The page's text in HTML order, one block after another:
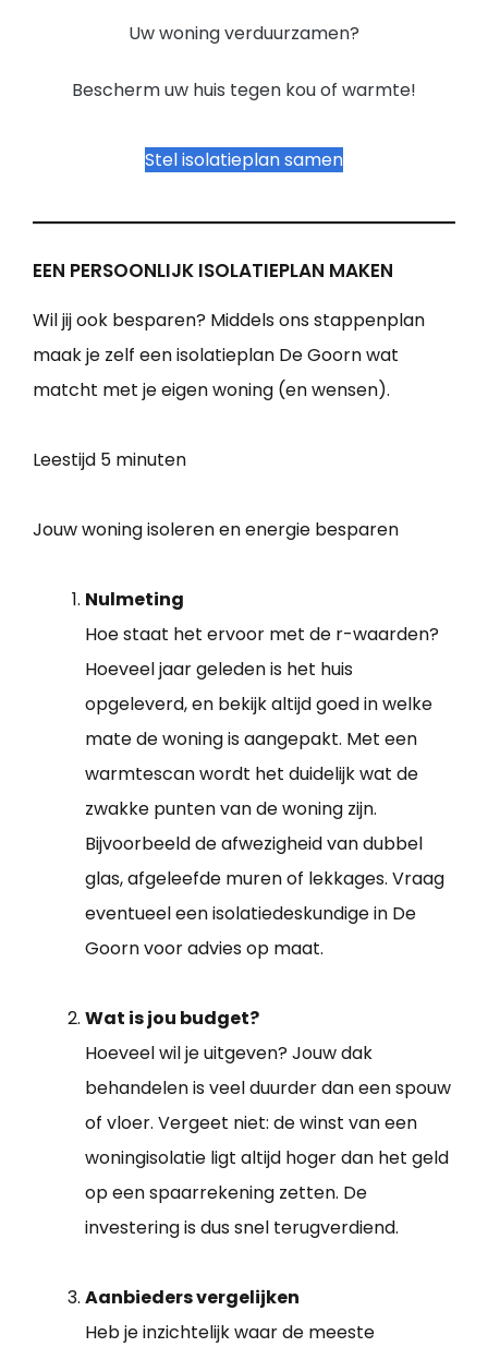
Uw woning verduurzamen?
Bescherm uw huis tegen kou of warmte!
Stel isolatieplan samen
EEN PERSOONLIJK ISOLATIEPLAN MAKEN
Wil jij ook besparen? Middels ons stappenplan
maak je zelf een isolatieplan De Goorn wat
matcht met je eigen woning (en wensen).
Leestijd 5 minuten
Jouw woning isoleren en energie besparen
Nulmeting
Hoe staat het ervoor met de r-waarden?
Hoeveel jaar geleden is het huis
opgeleverd, en bekijk altijd goed in welke
mate de woning is aangepakt. Met een
warmtescan wordt het duidelijk wat de
zwakke punten van de woning zijn.
Bijvoorbeeld de afwezigheid van dubbel
glas, afgeleefde muren of lekkages. Vraag
eventueel een isolatiedeskundige in De
Goorn voor advies op maat.
Wat is jou budget?
Hoeveel wil je uitgeven? Jouw dak
behandelen is veel duurder dan een spouw
of vloer. Vergeet niet: de winst van een
woningisolatie ligt altijd hoger dan het geld
op een spaarrekening zetten. De
investering is dus snel terugverdiend.
Aanbieders vergelijken
Heb je inzichtelijk waar de meeste